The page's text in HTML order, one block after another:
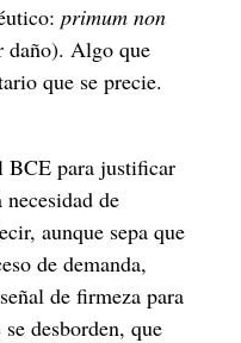
primum non
daño). Algo que
que se precie.
BCE para justificar
de
aunque sepa que
de demanda,
de firmeza para
desborden, que